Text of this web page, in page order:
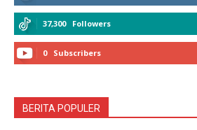
37,300 Followers
0 Subscribers
BERITA POPULER